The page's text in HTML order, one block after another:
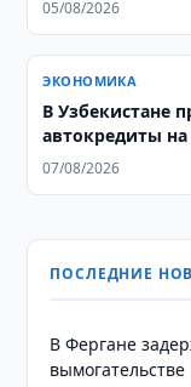
05/08/2026
ЭКОНОМИКА
В Узбекистане
автокредиты
07/08/2026
ПОСЛЕДНИЕ
В Фергане
вымогательстве